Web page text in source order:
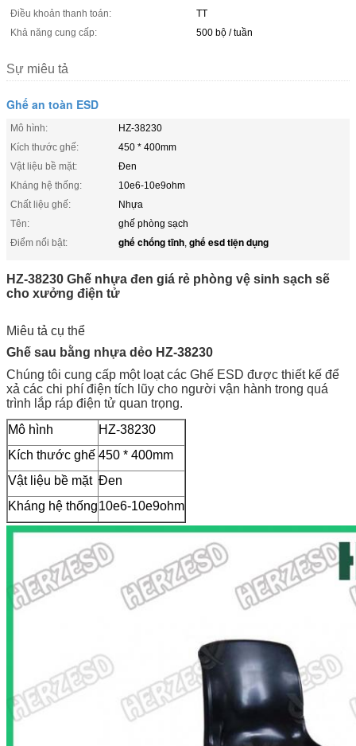
Điều khoản thanh toán:
TT
Khả năng cung cấp:
500 bộ / tuần
Sự miêu tả
Ghế an toàn ESD
Mô hình:
HZ-38230
Kích thước ghế:
450 * 400mm
Vật liệu bề mặt:
Đen
Kháng hệ thống:
10e6-10e9ohm
Chất liệu ghế:
Nhựa
Tên:
ghế phòng sạch
Điểm nổi bật:
ghế chống tĩnh, ghế esd tiện dụng
HZ-38230 Ghế nhựa đen giá rẻ phòng vệ sinh sạch sẽ
cho xưởng điện tử
Miêu tả cụ thể
Ghế sau bằng nhựa dẻo HZ-38230
Chúng tôi cung cấp một loạt các Ghế ESD được thiết kế để
xả các chi phí điện tích lũy cho người vận hành trong quá
trình lắp ráp điện tử quan trọng.
Mô hình
HZ-38230
Kích thước ghế 450 * 400mm
Vật liệu bề mặt Đen
Kháng hệ thống10e6-10e9ohm